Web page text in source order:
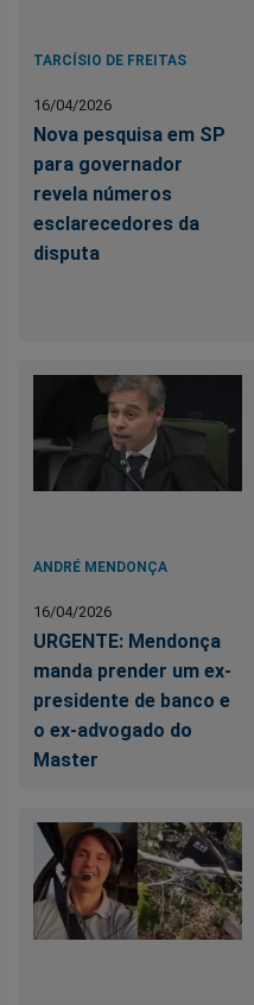
TARCÍSIO DE FREITAS
16/04/2026
Nova pesquisa em SP
para governador
revela números
esclarecedores da
disputa
ANDRÉ MENDONÇA
16/04/2026
URGENTE: Mendonça
manda prender um ex-
presidente de banco e
o ex-advogado do
Master